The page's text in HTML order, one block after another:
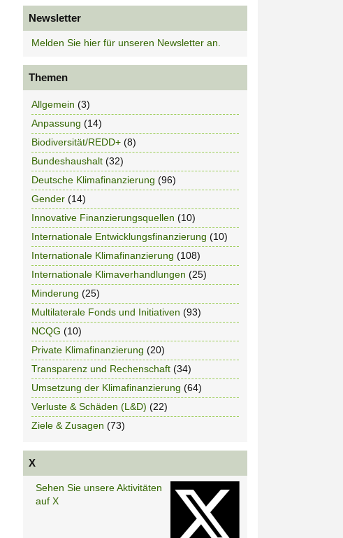
Newsletter
Melden Sie hier für unseren Newsletter an.
Themen
Allgemein (3)
Anpassung (14)
Biodiversität/REDD+(8)
Bundeshaushalt(32)
Deutsche Klimafinanzierung (96)
Gender(14)
Innovative Finanzierungsquellen (10)
Internationale Entwicklungsfinanzierung (10)
Internationale Klimafinanzierung (108)
Internationale Klimaverhandlungen (25)
Minderung (25)
Multilaterale Fonds und Initiativen (93)
NCQG (10)
Private Klimafinanzierung (20)
Transparenz und Rechenschaft(34)
Umsetzung der Klimafinanzierung (64)
Verluste & Schäden (L&D) (22)
Ziele & Zusagen (73)
X
Sehen Sie unsere Aktivitäten
auf X